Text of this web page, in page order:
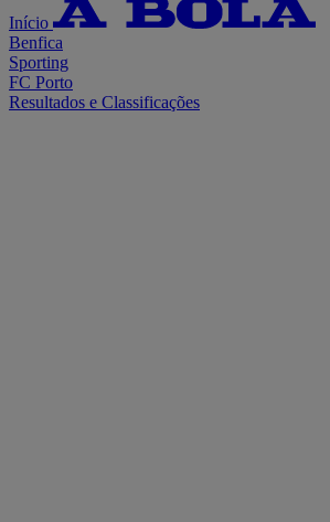
Início
Benfica
Sporting
FC Porto
Resultados e Classificações